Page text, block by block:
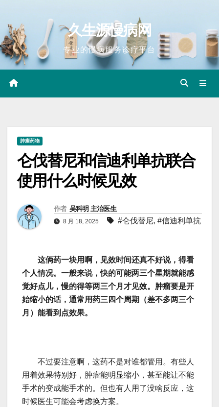
content
久生源慢病网
专业的慢病服务诊疗平台
肿瘤药物
仑伐替尼和信迪利单抗联合
使用什么时候见效
作者 吴科明 主治医生
8 月 18, 2025 #仑伐替尼, #信迪利单抗
这俩药一块用啊，见效时间还真不好说，得看
个人情况。一般来说，快的可能两三个星期就能感
觉好点儿，慢的得等两三个月才见效。肿瘤要是开
始缩小的话，通常用药三四个周期（差不多两三个
月）能看到点效果。
不过要注意啊，这药不是对谁都管用。有些人
用着效果特别好，肿瘤能明显缩小，甚至能让不能
手术的变成能手术的。但也有人用了没啥反应，这
时候医生可能会考虑换方案。